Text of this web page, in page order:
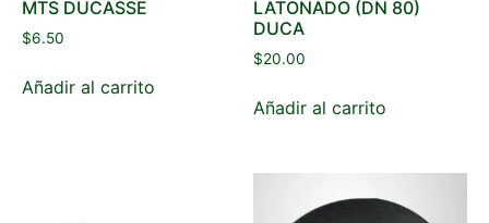
MTS DUCASSE
$6.50
Añadir al carrito
LATONADO (DN 80)
DUCA
$20.00
Añadir al carrito